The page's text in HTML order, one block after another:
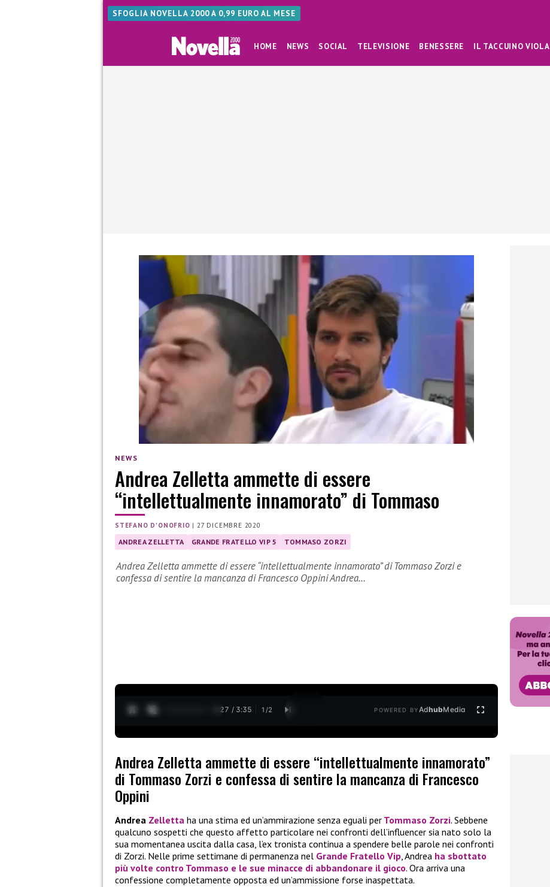
SFOGLIA NOVELLA 2000 A 0,99 EURO AL MESE
HOME NEWS SOCIAL TELEVISIONE BENESSERE IL TACCUINO VIOLA
NEWS
Andrea Zelletta ammette di essere
“intellettualmente innamorato” di Tommaso
STEFANO D'ONOFRIO |27 DICEMBRE 2020
ANDREA ZELLETTA GRANDE FRATELLO VIP 5 TOMMASO ZORZI
Andrea Zelletta ammette di essere “intellettualmente innamorato” di Tommaso Zorzi e
confessa di sentire la mancanza di Francesco Oppini Andrea…
0:28 / 3:35 1 /2 POWERED BYAdhubMedia
Andrea Zelletta ammette di essere “intellettualmente innamorato”
di Tommaso Zorzi e confessa di sentire la mancanza di Francesco
Oppini
Andrea Zelletta ha una stima ed un’ammirazione senza eguali per Tommaso Zorzi. Sebbene
qualcuno sospetti che questo affetto particolare nei confronti dell’influencer sia nato solo la
sua momentanea uscita dalla casa, l’ex tronista continua a spendere belle parole nei confronti
di Zorzi. Nelle prime settimane di permanenza nel Grande Fratello Vip, Andrea ha sbottato
più volte contro Tommaso e le sue minacce di abbandonare il gioco. Ora arriva una
confessione completamente opposta ed un’ammissione forse inaspettata.